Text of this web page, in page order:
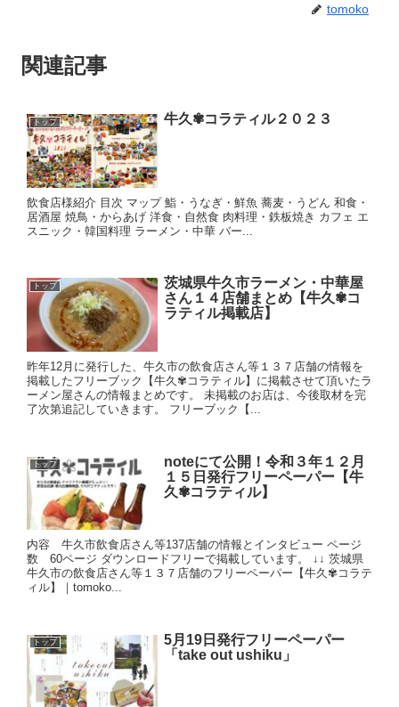
tomoko
関連記事
トップ 牛久✾コラティル２０２３
飲食店様紹介 目次 マップ 鮨・うなぎ・鮮魚 蕎麦・うどん 和食・
居酒屋 焼鳥・からあげ 洋食・自然食 肉料理・鉄板焼き カフェ エ
スニック・韓国料理 ラーメン・中華 バー...
トップ
茨城県牛久市ラーメン・中華屋
さん１４店舗まとめ【牛久✾コ
ラティル掲載店】
昨年12月に発行した、牛久市の飲食店さん等１３７店舗の情報を
掲載したフリーブック【牛久✾コラティル】に掲載させて頂いたラ
ーメン屋さんの情報まとめです。 未掲載のお店は、今後取材を完
了次第追記していきます。 フリーブック【...
トップ
noteにて公開！令和３年１２月
１５日発行フリーペーパー【牛
久✾コラティル】
内容 牛久市飲食店さん等137店舗の情報とインタビュー ページ
数 60ページ ダウンロードフリーで掲載しています。 ↓↓ 茨城県
牛久市の飲食店さん等１３７店舗のフリーペーパー【牛久✾コラテ
ィル】｜tomoko...
トップ
5月19日発行フリーペーパー
「take out ushiku」